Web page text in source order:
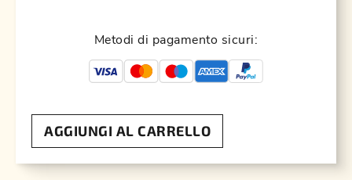
Metodi di pagamento sicuri:
AGGIUNGI AL CARRELLO